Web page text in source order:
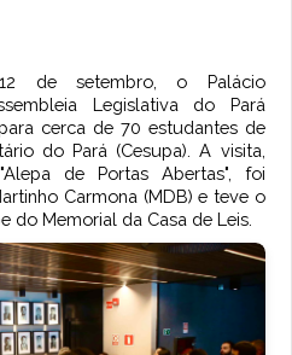
de setembro, o Palácio
Legislativa do Pará
cerca de 70 estudantes de
do Pará (Cesupa). A visita,
de Portas Abertas", foi
Carmona (MDB) e teve o
do Memorial da Casa de Leis.